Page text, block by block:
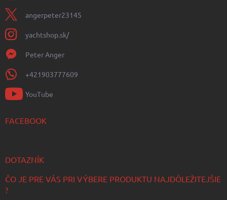
angerpeter23145
yachtshop.sk/
Peter Anger
+421903777609
YouTube
FACEBOOK
DOTAZNÍK
ČO JE PRE VÁS PRI VÝBERE PRODUKTU NAJDÔLEŽITEJŠIE
?